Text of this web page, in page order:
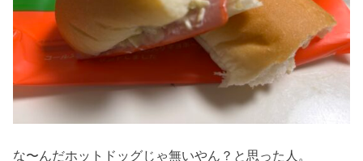
な〜んだホットドッグじゃ無いやん？と思った人。